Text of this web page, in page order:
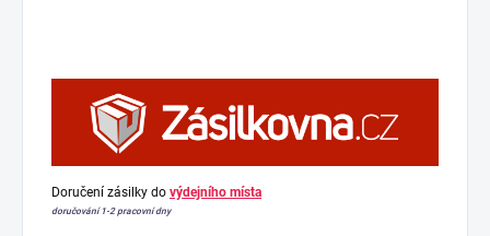
Doručení zásilky do výdejního místa
doručování 1-2 pracovní dny